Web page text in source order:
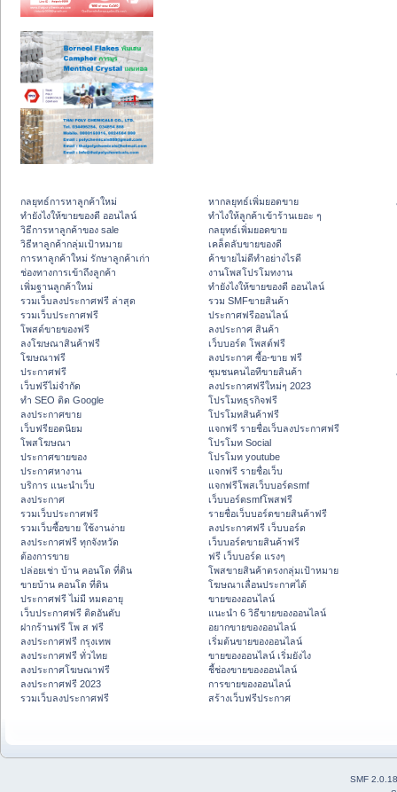
กลยุทธ์การหาลูกค้าใหม่
ทํายังไงให้ขายของดี ออนไลน์
วิธีการหาลูกค้าของ sale
วิธีหาลูกค้ากลุ่มเป้าหมาย
การหาลูกค้าใหม่ รักษาลูกค้าเก่า
ช่องทางการเข้าถึงลูกค้า
เพิ่มฐานลูกค้าใหม่
รวมเว็บลงประกาศฟรี ล่าสุด
รวมเว็บประกาศฟรี
โพสต์ขายของฟรี
ลงโฆษณาสินค้าฟรี
โฆษณาฟรี
ประกาศฟรี
เว็บฟรีไม่จำกัด
ทำ SEO ติด Google
ลงประกาศขาย
เว็บฟรียอดนิยม
โพสโฆษณา
ประกาศขายของ
ประกาศหางาน
บริการ แนะนำเว็บ
ลงประกาศ
รวมเว็บประกาศฟรี
รวมเว็บซื้อขาย ใช้งานง่าย
ลงประกาศฟรี ทุกจังหวัด
ต้องการขาย
ปล่อยเช่า บ้าน คอนโด ที่ดิน
ขายบ้าน คอนโด ที่ดิน
ประกาศฟรี ไม่มี หมดอายุ
เว็บประกาศฟรี ติดอันดับ
ฝากร้านฟรี โพ ส ฟรี
ลงประกาศฟรี กรุงเทพ
ลงประกาศฟรี ทั่วไทย
ลงประกาศโฆษณาฟรี
ลงประกาศฟรี 2023
รวมเว็บลงประกาศฟรี
หากลยุทธ์เพิ่มยอดขาย
ทําไงให้ลูกค้าเข้าร้านเยอะ ๆ
กลยุทธ์เพิ่มยอดขาย
เคล็ดลับขายของดี
ค้าขายไม่ดีทำอย่างไรดี
งานโพสโปรโมทงาน
ทํายังไงให้ขายของดี ออนไลน์
รวม SMFขายสินค้า
ประกาศฟรีออนไลน์
ลงประกาศ สินค้า
เว็บบอร์ด โพสต์ฟรี
ลงประกาศ ซื้อ-ขาย ฟรี
ชุมชนคนไอทีขายสินค้า
ลงประกาศฟรีใหม่ๆ 2023
โปรโมทธุรกิจฟรี
โปรโมทสินค้าฟรี
แจกฟรี รายชื่อเว็บลงประกาศฟรี
โปรโมท Social
โปรโมท youtube
แจกฟรี รายชื่อเว็บ
แจกฟรีโพสเว็บบอร์ดsmf
เว็บบอร์ดsmfโพสฟรี
รายชื่อเว็บบอร์ดขายสินค้าฟรี
ลงประกาศฟรี เว็บบอร์ด
เว็บบอร์ดขายสินค้าฟรี
ฟรี เว็บบอร์ด แรงๆ
โพสขายสินค้าตรงกลุ่มเป้าหมาย
โฆษณาเลื่อนประกาศได้
ขายของออนไลน์
แนะนำ 6 วิธีขายของออนไลน์
อยากขายของออนไลน์
เริ่มต้นขายของออนไลน์
ขายของออนไลน์ เริ่มยังไง
ชี้ช่องขายของออนไลน์
การขายของออนไลน์
สร้างเว็บฟรีประกาศ
SMF 2.0.18